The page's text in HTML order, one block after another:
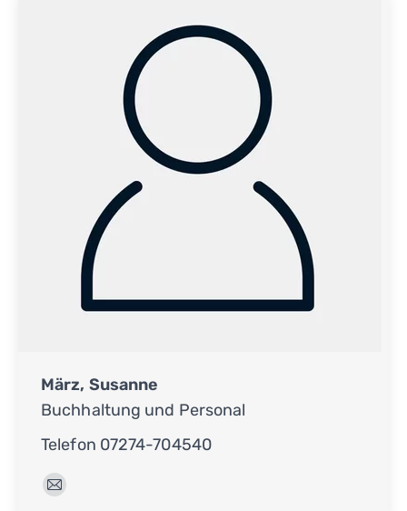
März, Susanne
Buchhaltung und Personal
Telefon 07274-704540
E-